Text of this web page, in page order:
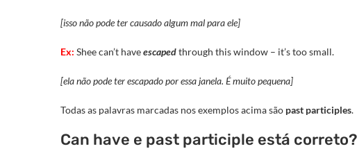
[isso não pode ter causado algum mal para ele]
Ex: Shee can’t haveescapedthrough this window – it’s too small.
[ela não pode ter escapado por essa janela. É muito pequena]
Todas as palavras marcadas nos exemplos acima são past participles.
Can have e past participle está correto?